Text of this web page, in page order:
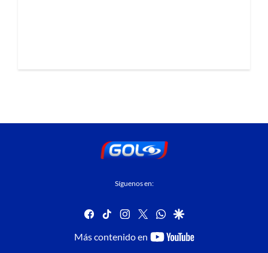
Síguenos en:
facebook
tiktok instagram
twitterwhatsapp
google
Más contenido en
youtube-